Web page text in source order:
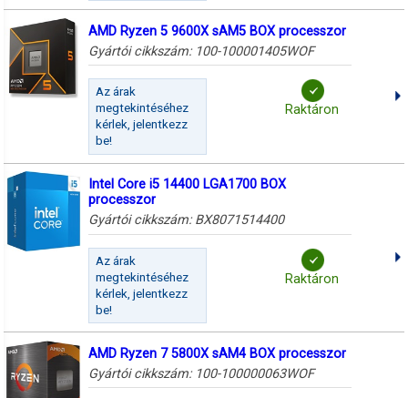
AMD Ryzen 5 9600X sAM5 BOX processzor
Gyártói cikkszám: 100-100001405WOF
Az árak
megtekintéséhez
kérlek, jelentkezz
be!
Raktáron
Intel Core i5 14400 LGA1700 BOX
processzor
Gyártói cikkszám: BX8071514400
Az árak
megtekintéséhez
kérlek, jelentkezz
be!
Raktáron
AMD Ryzen 7 5800X sAM4 BOX processzor
Gyártói cikkszám: 100-100000063WOF